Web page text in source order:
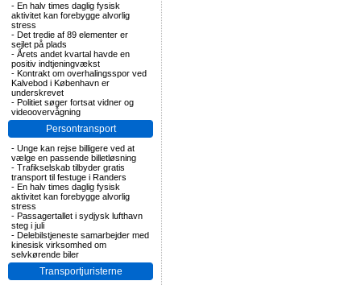
- En halv times daglig fysisk
aktivitet kan forebygge alvorlig
stress
- Det tredie af 89 elementer er
sejlet på plads
- Årets andet kvartal havde en
positiv indtjeningvækst
- Kontrakt om overhalingsspor ved
Kalvebod i København er
underskrevet
- Politiet søger fortsat vidner og
videoovervågning
Persontransport
- Unge kan rejse billigere ved at
vælge en passende billetløsning
- Trafikselskab tilbyder gratis
transport til festuge i Randers
- En halv times daglig fysisk
aktivitet kan forebygge alvorlig
stress
- Passagertallet i sydjysk lufthavn
steg i juli
- Delebilstjeneste samarbejder med
kinesisk virksomhed om
selvkørende biler
Transportjuristerne